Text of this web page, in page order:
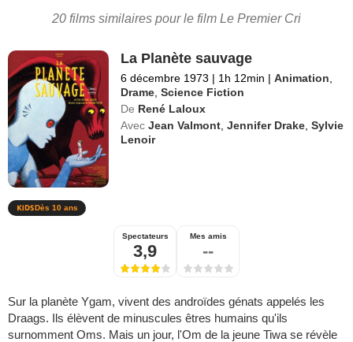
20 films similaires pour le film Le Premier Cri
La Planète sauvage
6 décembre 1973 | 1h 12min | Animation
Drame ,Science Fiction
De René Laloux
Avec Jean Valmont ,Jennifer Drake ,Sylvie
Lenoir
Dès 10 ans
Spectateurs
3,9
Mes amis
--
Sur la planète Ygam, vivent des androïdes génats appelés les
Draags. Ils élèvent de minuscules êtres humains qu'ils
surnomment Oms. Mais un jour, l'Om de la jeune Tiwa se révèle